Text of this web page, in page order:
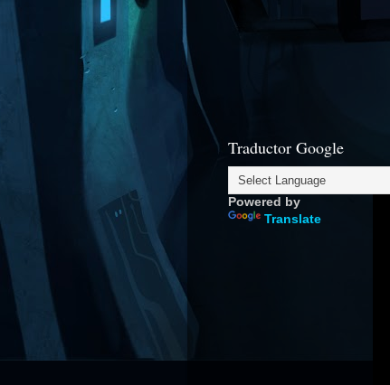
Traductor Google
Powered by
Translate